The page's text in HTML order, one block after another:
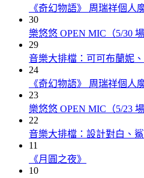
《奇幻物語》 周瑞祥個人
30
樂悠悠 OPEN MIC（5/30 場
29
音樂大排檔：可可布蘭妮
24
《奇幻物語》 周瑞祥個人
23
樂悠悠 OPEN MIC（5/23 場
22
音樂大排檔：設計對白、
11
《月圓之夜》
10